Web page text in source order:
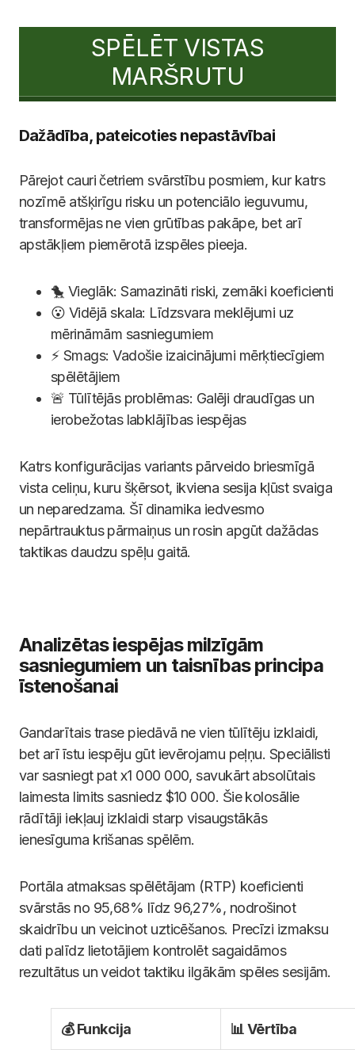
SPĒLĒT VISTAS
MARŠRUTU
Dažādība, pateicoties nepastāvībai
Pārejot cauri četriem svārstību posmiem, kur katrs
nozīmē atšķirīgu risku un potenciālo ieguvumu,
transformējas ne vien grūtības pakāpe, bet arī
apstākļiem piemērotā izspēles pieeja.
🐤 Vieglāk: Samazināti riski, zemāki koeficienti
😮 Vidējā skala: Līdzsvara meklējumi uz
mērināmām sasniegumiem
⚡ Smags: Vadošie izaicinājumi mērķtiecīgiem
spēlētājiem
🚨 Tūlītējās problēmas: Galēji draudīgas un
ierobežotas labklājības iespējas
Katrs konfigurācijas variants pārveido briesmīgā
vista celiņu, kuru šķērsot, ikviena sesija kļūst svaiga
un neparedzama. Šī dinamika iedvesmo
nepārtrauktus pārmaiņus un rosin apgūt dažādas
taktikas daudzu spēļu gaitā.
Analizētas iespējas milzīgām
sasniegumiem un taisnības principa
īstenošanai
Gandarītais trase piedāvā ne vien tūlītēju izklaidi,
bet arī īstu iespēju gūt ievērojamu peļņu. Speciālisti
var sasniegt pat x1 000 000, savukārt absolūtais
laimesta limits sasniedz $10 000. Šie kolosālie
rādītāji iekļauj izklaidi starp visaugstākās
ienesīguma krišanas spēlēm.
Portāla atmaksas spēlētājam (RTP) koeficienti
svārstās no 95,68% līdz 96,27%, nodrošinot
skaidrību un veicinot uzticēšanos. Precīzi izmaksu
dati palīdz lietotājiem kontrolēt sagaidāmos
rezultātus un veidot taktiku ilgākām spēles sesijām.
💰 Funkcija 📊 Vērtība